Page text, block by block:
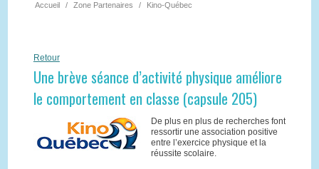
Accueil / Zone Partenaires / Kino-Québec
Retour
Une brève séance d’activité physique améliore
le comportement en classe (capsule 205)
De plus en plus de recherches font
ressortir une association positive
entre l’exercice physique et la
réussite scolaire.